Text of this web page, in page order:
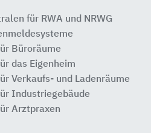
für RWA und NRWG
Büroräume
das Eigenheim
Verkaufs- und Ladenräume
Industriegebäude
Arztpraxen